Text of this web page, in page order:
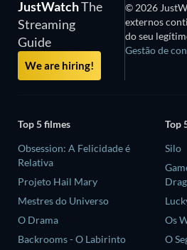
JustWatchThe
Streaming
Guide
We are hiring!
© 2026
externos
do seu
Gestão de
Top 5 filmes
Obsession: A Felicidade é
Relativa
Projeto Hail Mary
Mestres do Universo
O Drama
Backrooms - O Labirinto
Top
Silo
Os
O